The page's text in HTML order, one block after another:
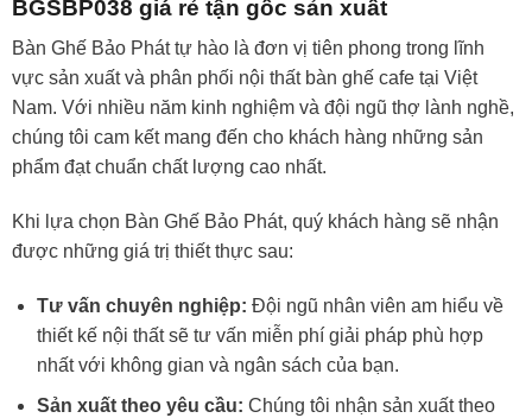
BGSBP038 giá rẻ tận gốc sản xuất
Bàn Ghế Bảo Phát tự hào là đơn vị tiên phong trong lĩnh
vực sản xuất và phân phối nội thất bàn ghế cafe tại Việt
Nam. Với nhiều năm kinh nghiệm và đội ngũ thợ lành nghề,
chúng tôi cam kết mang đến cho khách hàng những sản
phẩm đạt chuẩn chất lượng cao nhất.
Khi lựa chọn Bàn Ghế Bảo Phát, quý khách hàng sẽ nhận
được những giá trị thiết thực sau:
Tư vấn chuyên nghiệp: Đội ngũ nhân viên am hiểu về
thiết kế nội thất sẽ tư vấn miễn phí giải pháp phù hợp
nhất với không gian và ngân sách của bạn.
Sản xuất theo yêu cầu: Chúng tôi nhận sản xuất theo